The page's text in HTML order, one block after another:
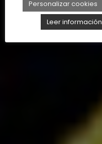
Personalizar cookies
Leer información